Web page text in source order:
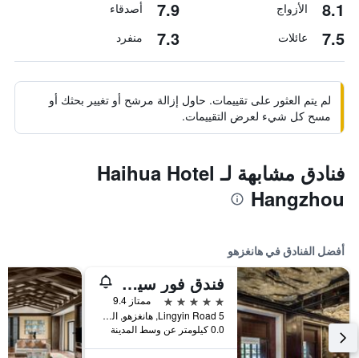
8.1 الأزواج 7.9 أصدقاء
7.5 عائلات 7.3 منفرد
لم يتم العثور على تقييمات. حاول إزالة مرشح أو تغيير بحثك أو
مسح كل شيء لعرض التقييمات.
فنادق مشابهة لـ Haihua Hotel
Hangzhou
أفضل الفنادق في هانغزهو
فندق فور سيزونز هانغتشو آت ويست ليك
5 نجوم
ممتاز 9.4
5 Lingyin Road, هانغزهو, الصين
0.0 كيلومتر عن وسط المدينة